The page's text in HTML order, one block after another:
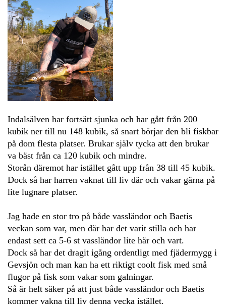
Indalsälven har fortsätt sjunka och har gått från 200
kubik ner till nu 148 kubik, så snart börjar den bli fiskbar
på dom flesta platser. Brukar själv tycka att den brukar
va bäst från ca 120 kubik och mindre.
Storån däremot har istället gått upp från 38 till 45 kubik.
Dock så har harren vaknat till liv där och vakar gärna på
lite lugnare platser.
Jag hade en stor tro på både vassländor och Baetis
veckan som var, men där har det varit stilla och har
endast sett ca 5-6 st vassländor lite här och vart.
Dock så har det dragit igång ordentligt med fjädermygg i
Gevsjön och man kan ha ett riktigt coolt fisk med små
flugor på fisk som vakar som galningar.
Så är helt säker på att just både vassländor och Baetis
kommer vakna till liv denna vecka istället.